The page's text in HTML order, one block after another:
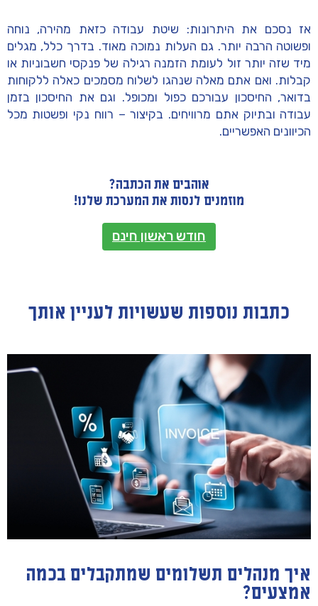
אז נסכם את היתרונות: שיטת עבודה כזאת מהירה, נוחה
ופשוטה הרבה יותר. גם העלות נמוכה מאוד. בדרך כלל, מגלים
מיד שזה יותר זול לעומת הזמנה רגילה של פנקסי חשבוניות או
קבלות. ואם אתם מאלה שנהגו לשלוח מסמכים כאלה ללקוחות
בדואר, החיסכון עבורכם כפול ומכופל. וגם את החיסכון בזמן
עבודה ובתיוק אתם מרוויחים. בקיצור – רווח נקי ופשטות מכל
הכיוונים האפשריים.
אוהבים את הכתבה?
מוזמנים לנסות את המערכת שלנו!
חודש ראשון חינם
כתבות נוספות שעשויות לעניין אותך
איך מנהלים תשלומים שמתקבלים בכמה
אמצעים?